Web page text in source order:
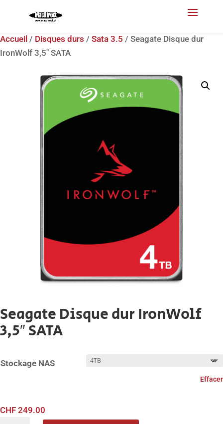
Accueil / Disques durs / Sata 3.5 / Seagate Disque dur
IronWolf 3,5″ SATA
Seagate Disque dur IronWolf
3,5″ SATA
Stockage NAS
Effacer
CHF 249.00